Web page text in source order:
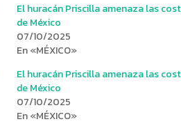
El huracán Priscilla amenaza las
de México
07/10/2025
En «MÉXICO»
El huracán Priscilla amenaza las
de México
07/10/2025
En «MÉXICO»